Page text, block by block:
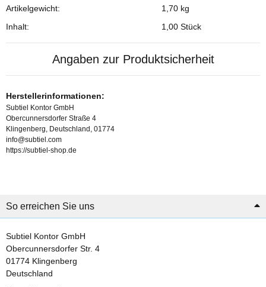
Artikelgewicht:
1,70 kg
Inhalt:
1,00 Stück
Angaben zur Produktsicherheit
Herstellerinformationen:
Subtiel Kontor GmbH
Obercunnersdorfer Straße 4
Klingenberg, Deutschland, 01774
info@subtiel.com
https://subtiel-shop.de
So erreichen Sie uns
Subtiel Kontor GmbH
Obercunnersdorfer Str. 4
01774 Klingenberg
Deutschland